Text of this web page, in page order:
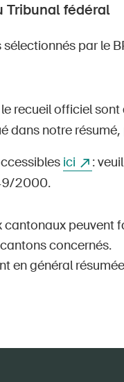
Tribunal fédéral
par le
recueil officiel
dans notre
ici
:
2000.
peuvent
concernés.
en général